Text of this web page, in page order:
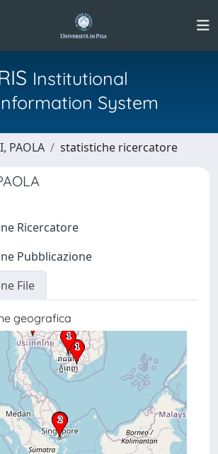
Institutional
System
PAOLA statistiche ricercatore
Ricercatore
Pubblicazione
File
geografica